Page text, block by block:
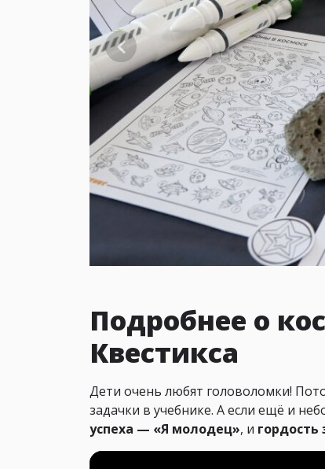
Подробнее о
Квестикса
Дети очень любят головоломки!
задачки в учебнике. А если ещё и
успеха — «Я молодец», и гордость